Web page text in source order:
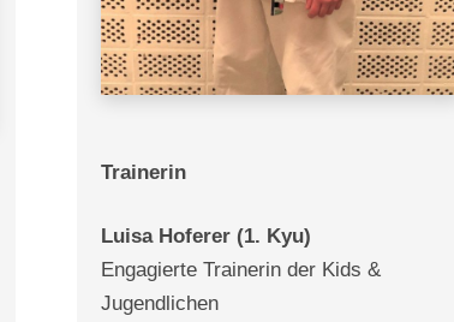
Trainerin
Luisa Hoferer (1. Kyu)
Engagierte Trainerin der Kids &
Jugendlichen